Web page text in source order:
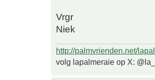
Vrgr
Niek
http://palmvrienden.net/
volg lapalmeraie op X: